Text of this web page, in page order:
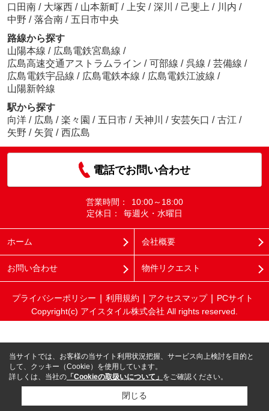
口田南 / 大塚西 / 山本新町 / 上安 / 深川 / 己斐上 / 川内 /
中野 / 落合南 / 五日市中央
路線から探す
山陽本線 / 広島電鉄宮島線 /
広島高速交通アストラムライン / 可部線 / 呉線 / 芸備線 /
広島電鉄宇品線 / 広島電鉄本線 / 広島電鉄江波線 /
山陽新幹線
駅から探す
向洋 / 広島 / 楽々園 / 五日市 / 天神川 / 安芸矢口 / 古江 /
矢野 / 矢賀 / 西広島
電話でお問い合わせ
営業時間：
10:00～18:00
定休日：
毎週火・水曜日
ホーム 会社概要
お問い合わせ 物件リクエスト
プライバシーポリシー 利用規約 アクセスマップ
PCサイト
Copyright(c) アイスタイル株式会社 All rights reserved.
当サイトでは、お客様の当サイト利用状況把握、サービス向上検討を目的と
して、クッキー（Cookie）を使用しています。
詳しくは、当社の 「Cookieの取扱いについて」 をご確認ください。
閉じる